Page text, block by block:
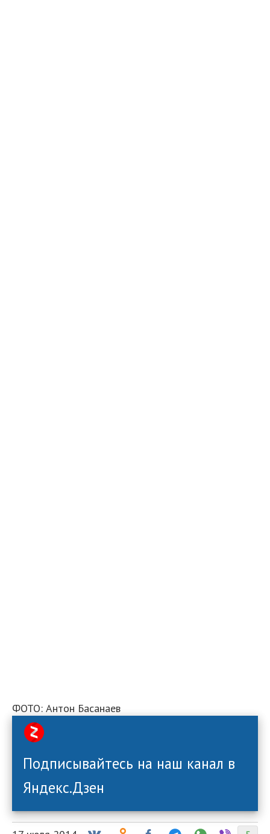
ФОТО: Антон Басанаев
Подписывайтесь на наш канал в
Яндекс.Дзен